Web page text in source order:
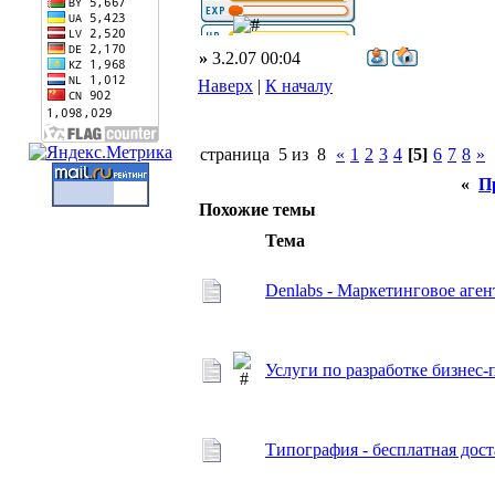
» 3.2.07 00:04
Наверх | К началу
страница 5 из 8 « 1 2 3 4 [5] 6 7 8 »
«
Похожие темы
Тема
Denlabs - Маркетинговое
Услуги по разработке
Типография - бесплатная